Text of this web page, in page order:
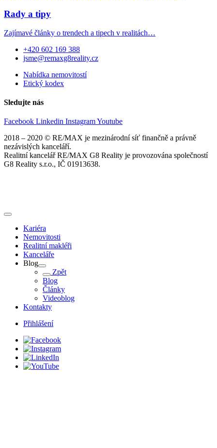
Rady a tipy
Zajímavé články o trendech a tipech v realitách…
+420 602 169 388
jsme@remaxg8reality.cz
Nabídka nemovitostí
Etický kodex
Sledujte nás
Facebook Linkedin InstagramYoutube
2018 – 2020 © RE/MAX je mezinárodní síť finančně a právně
nezávislých kanceláří.
Realitní kancelář RE/MAX G8 Reality je provozována společností
G8 Reality s.r.o., IČ 01913638.
Kariéra
Nemovitosti
Realitní makléři
Kanceláře
Blog
Zpět
Blog
Články
Videoblog
Kontakty
Přihlášení